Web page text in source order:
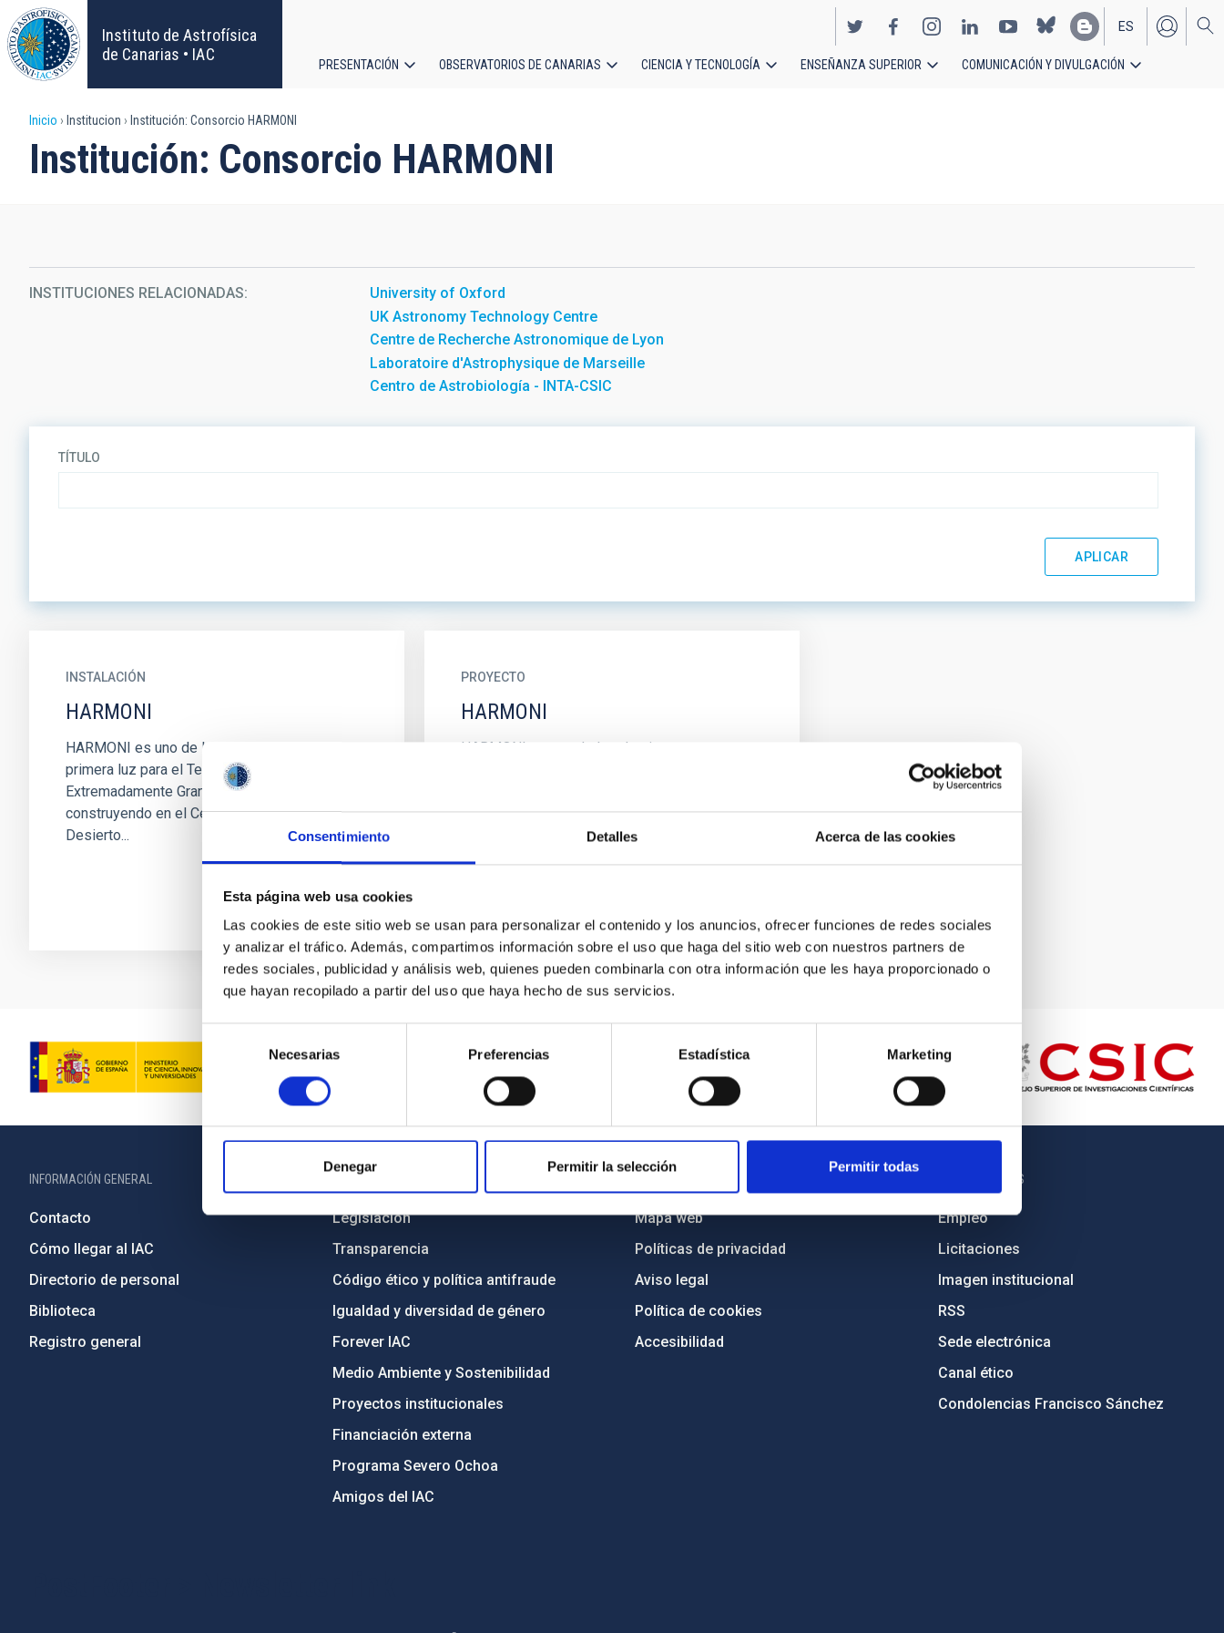
Consentimiento Detalles Acerca de las cookies
Esta página web usa cookies
Las cookies de este sitio web se usan para personalizar el contenido y los anuncios, ofrecer funciones de redes sociales
y analizar el tráfico. Además, compartimos información sobre el uso que haga del sitio web con nuestros partners de
redes sociales, publicidad y análisis web, quienes pueden combinarla con otra información que les haya proporcionado o
que hayan recopilado a partir del uso que haya hecho de sus servicios.
consentimiento
Necesarias Preferencias Estadística Marketing
Denegar Permitir la selección Permitir todas
Pasar
al
contenido
principal
Instituto de Astrofísica
de Canarias • IAC
EN
ES
principal
PRESENTACIÓN OBSERVATORIOS DE CANARIAS CIENCIA Y TECNOLOGÍA ENSEÑANZA SUPERIOR COMUNICACIÓN Y DIVULGACIÓN
Sobrescribir
enlaces
a
Inicio Institucion Institución: Consorcio HARMONI
Institución: Consorcio HARMONI
INSTITUCIONES RELACIONADAS
University of Oxford
UK Astronomy Technology Centre
Centre de Recherche Astronomique de Lyon
Laboratoire d'Astrophysique de Marseille
Centro de Astrobiología - INTA-CSIC
TÍTULO
INSTALACIÓN
HARMONI
HARMONI es uno de los instrumentos de
primera luz para el Telescopio
Extremadamente Grande (ELT), que se está
construyendo en el Cerro Armazones, en el
Desierto...
PROYECTO
HARMONI
HARMONI es uno de los dos instrumentos
espectrógrafo de campo integral de alta...
INFORMACIÓN GENERAL
Contacto
Cómo llegar al IAC
Directorio de personal
Biblioteca
Registro general
INFORMACIÓN INSTITUCIONAL
Legislación
Transparencia
Código ético y política antifraude
Igualdad y diversidad de género
Forever IAC
Medio Ambiente y Sostenibilidad
Proyectos institucionales
Financiación externa
Programa Severo Ochoa
Amigos del IAC
Mapa web
Políticas de privacidad
Aviso legal
Política de cookies
Accesibilidad
OTROS ENLACES
Empleo
Licitaciones
Imagen institucional
RSS
Sede electrónica
Canal ético
Condolencias Francisco Sánchez